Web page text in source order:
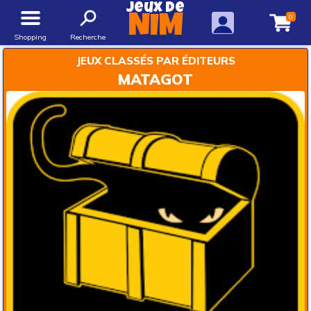
Shopping Recherche
Jeux de
NIM 0
JEUX CLASSÉS PAR ÉDITEURS
MATAGOT